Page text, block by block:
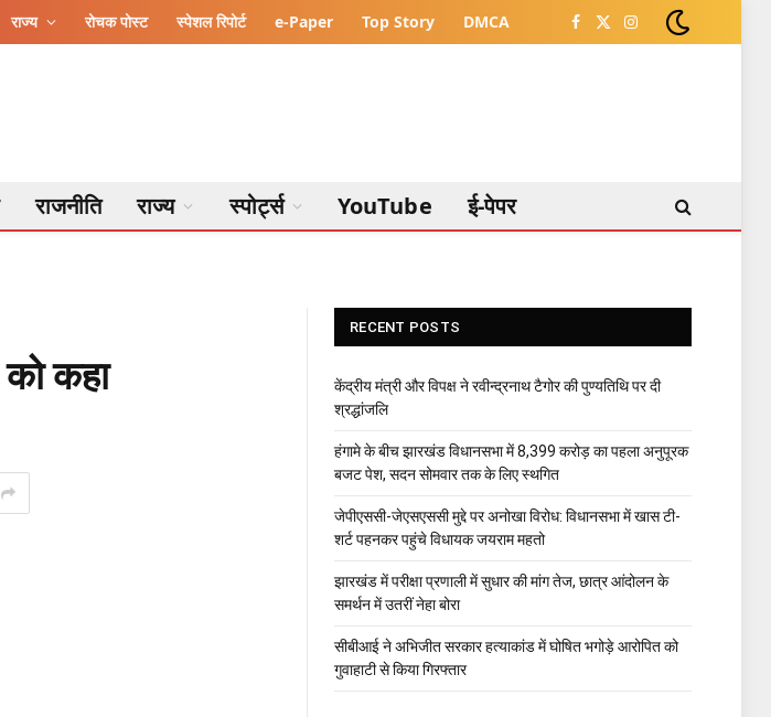
राज्य रोचक पोस्ट स्पेशल रिपोर्ट e-Paper Top Story DMCA Facebook
X
Instagram
राजनीति राज्य स्पोर्ट्स YouTube ई-पेपर
कहा
RECENT POSTS
केंद्रीय मंत्री और विपक्ष ने रवीन्द्रनाथ टैगोर की पुण्यतिथि पर दी
श्रद्धांजलि
हंगामे के बीच झारखंड विधानसभा में 8,399 करोड़ का पहला अनुपूरक
बजट पेश, सदन सोमवार तक के लिए स्थगित
जेपीएससी-जेएसएससी मुद्दे पर अनोखा विरोध: विधानसभा में खास टी-
शर्ट पहनकर पहुंचे विधायक जयराम महतो
झारखंड में परीक्षा प्रणाली में सुधार की मांग तेज, छात्र आंदोलन के
समर्थन में उतरीं नेहा बोरा
सीबीआई ने अभिजीत सरकार हत्याकांड में घोषित भगोड़े आरोपित को
गुवाहाटी से किया गिरफ्तार